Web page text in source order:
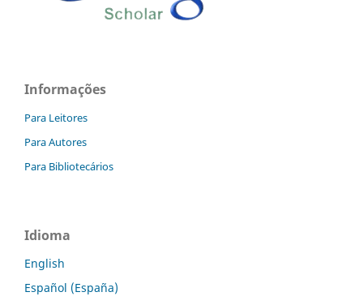
Informações
Para Leitores
Para Autores
Para Bibliotecários
Idioma
English
Español (España)